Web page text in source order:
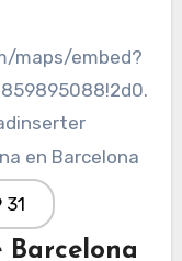
maps/embed?
Barcelona